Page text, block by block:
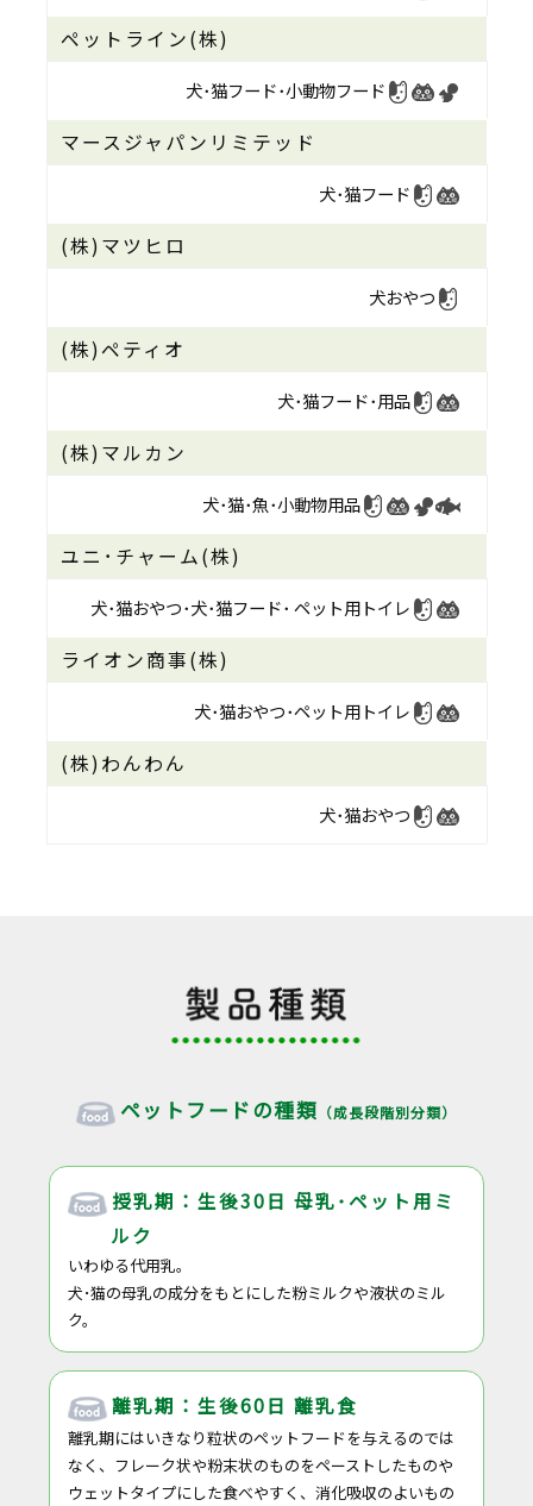
ペットライン(株)
犬･猫フード･小動物フード
マースジャパンリミテッド
犬･猫フード
(株)マツヒロ
犬おやつ
(株)ペティオ
犬･猫フード･用品
(株)マルカン
犬･猫･魚･小動物用品
ユニ･チャーム(株)
犬･猫おやつ･犬･猫フード･ ペット用トイレ
ライオン商事(株)
犬･猫おやつ･ペット用トイレ
(株)わんわん
犬･猫おやつ
ペットフードの種類 （成長段階別分類）
授乳期：生後30日 母乳･ペット用ミ
ルク
いわゆる代用乳。
犬･猫の母乳の成分をもとにした粉ミルクや液状のミル
ク。
離乳期：生後60日 離乳食
離乳期にはいきなり粒状のペットフードを与えるのでは
なく、フレーク状や粉末状のものをペーストしたものや
ウェットタイプにした食べやすく、消化吸収のよいもの